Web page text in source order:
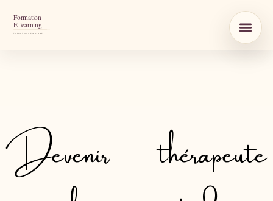
Devenir thérapeute